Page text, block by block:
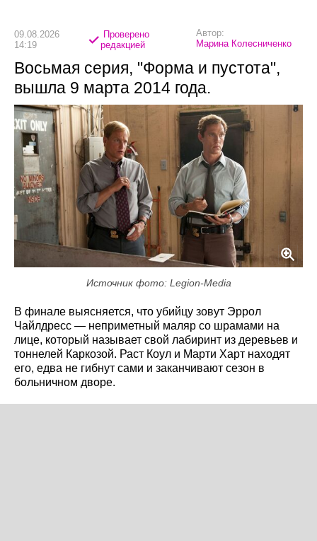
09.08.2026
14:19
Проверено
редакцией
Автор:
Марина Колесниченко
Восьмая серия, "Форма и пустота",
вышла 9 марта 2014 года.
Источник фото: Legion-Media
В финале выясняется, что убийцу зовут Эррол
Чайлдресс — неприметный маляр со шрамами на
лице, который называет свой лабиринт из деревьев и
тоннелей Каркозой. Раст Коул и Марти Харт находят
его, едва не гибнут сами и заканчивают сезон в
больничном дворе.